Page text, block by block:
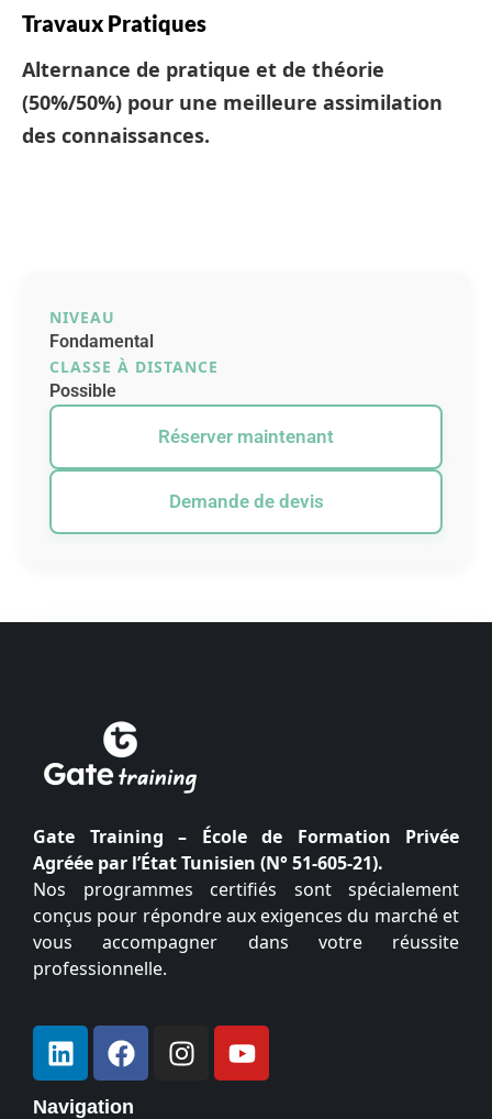
Travaux Pratiques
Alternance de pratique et de théorie
(50%/50%) pour une meilleure assimilation
des connaissances.
NIVEAU
Fondamental
CLASSE À DISTANCE
Possible
Réserver maintenant
Demande de devis
Gate Training – École de Formation Privée
Agréée par l’État Tunisien (N° 51-605-21).
Nos programmes certifiés sont spécialement
conçus pour répondre aux exigences du marché et
vous accompagner dans votre réussite
professionnelle.
Navigation